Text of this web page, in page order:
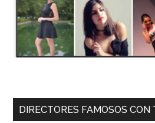
DIRECTORES FAMOSOS